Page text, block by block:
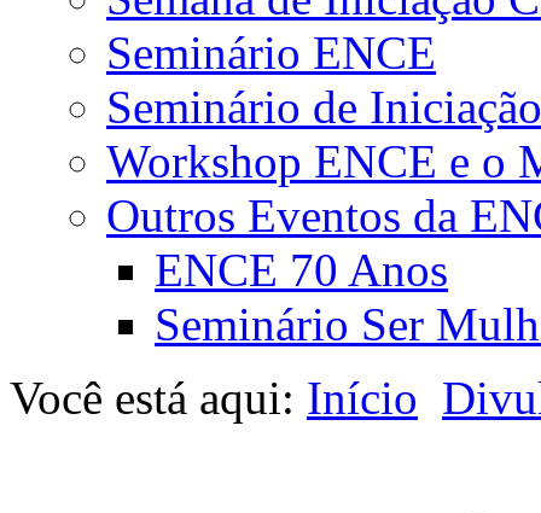
Seminário ENCE
Seminário de
Workshop ENCE e o
Outros Eventos da
ENCE 70 Anos
Seminário Ser
Você está aqui: Início